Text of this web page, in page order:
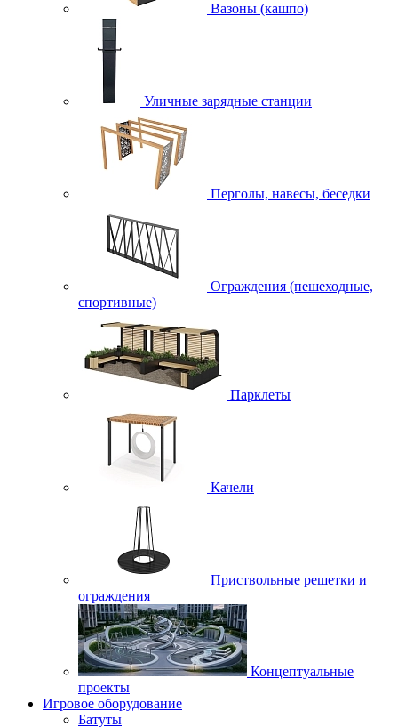
Вазоны (кашпо)
Уличные зарядные станции
Перголы, навесы, беседки
Ограждения (пешеходные,
спортивные)
Парклеты
Качели
Приствольные решетки и
ограждения
Концептуальные
проекты
Игровое оборудование
Батуты